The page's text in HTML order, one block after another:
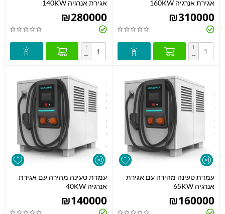
אגירת אנרגיה 160KW
₪310000
+
−
אגירת אנרגיה 140KW
₪280000
+
−
עמדת טעינה מהירה עם אגירת
אנרגיה 65KW
₪160000
עמדת טעינה מהירה עם אגירת
אנרגיה 40KW
₪140000